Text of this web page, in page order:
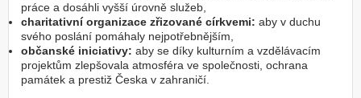
práce a dosáhli vyšší úrovně služeb,
charitativní organizace zřizované církvemi: aby v duchu
svého poslání pomáhaly nejpotřebnějším,
občanské iniciativy: aby se díky kulturním a vzdělávacím
projektům zlepšovala atmosféra ve společnosti, ochrana
památek a prestiž Česka v zahraničí.